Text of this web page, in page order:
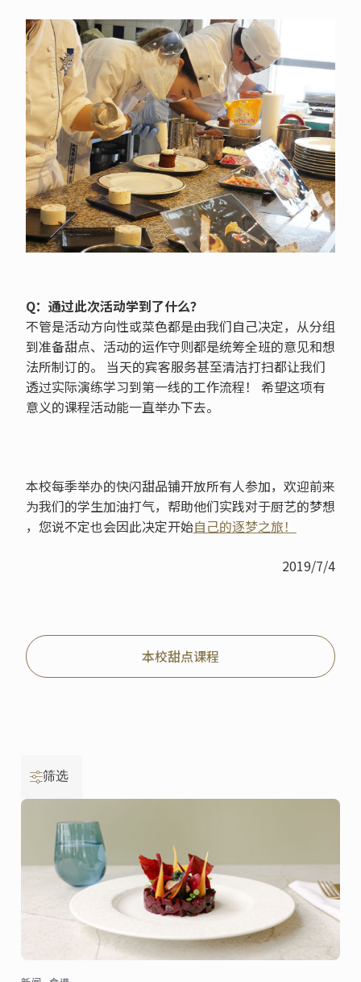
Q：通过此次活动学到了什么？
不管是活动方向性或菜色都是由我们自己决定，从分组
到准备甜点、活动的运作守则都是统筹全班的意见和想
法所制订的。 当天的宾客服务甚至清洁打扫都让我们
透过实际演练学习到第一线的工作流程！ 希望这项有
意义的课程活动能一直举办下去。
本校每季举办的快闪甜品铺开放所有人参加，欢迎前来
为我们的学生加油打气，帮助他们实践对于厨艺的梦想
，您说不定也会因此决定开始自己的逐梦之旅！
2019/7/4
本校甜点课程
筛选